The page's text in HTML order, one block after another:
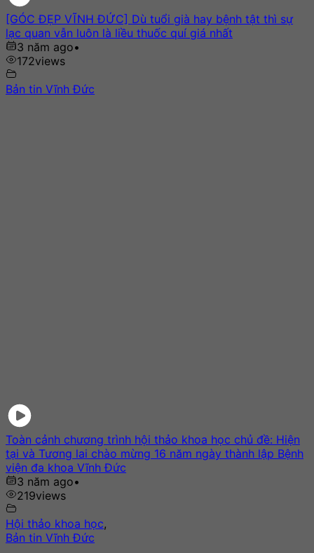
[GÓC ĐẸP VĨNH ĐỨC] Dù tuổi già hay bệnh tật thì sự
lạc quan vẫn luôn là liều thuốc quí giá nhất
3 năm ago•
172views
Bản tin Vĩnh Đức
Toàn cảnh chương trình hội thảo khoa học chủ đề: Hiện
tại và Tương lai chào mừng 16 năm ngày thành lập Bệnh
viện đa khoa Vĩnh Đức
3 năm ago•
219views
Hội thảo khoa học,
Bản tin Vĩnh Đức